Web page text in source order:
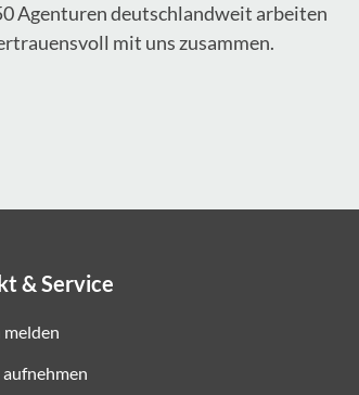
Agenturen deutschlandweit arbeiten
mit uns zusammen.
& Service
melden